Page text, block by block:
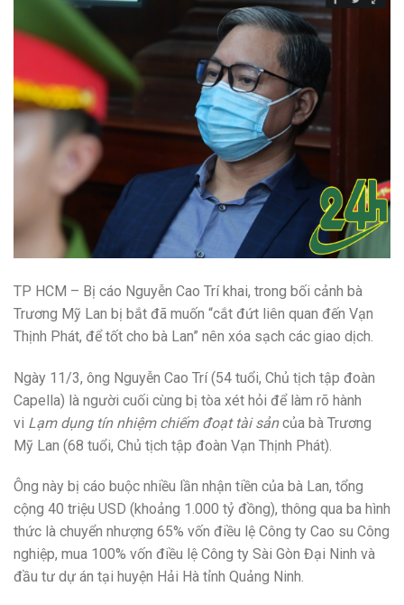
TP HCM – Bị cáo Nguyễn Cao Trí khai, trong bối cảnh bà
Trương Mỹ Lan bị bắt đã muốn “cắt đứt liên quan đến Vạn
Thịnh Phát, để tốt cho bà Lan” nên xóa sạch các giao dịch.
Ngày 11/3, ông Nguyễn Cao Trí (54 tuổi, Chủ tịch tập đoàn
Capella) là người cuối cùng bị tòa xét hỏi để làm rõ hành
vi Lạm dụng tín nhiệm chiếm đoạt tài sảncủa bà Trương
Mỹ Lan (68 tuổi, Chủ tịch tập đoàn Vạn Thịnh Phát).
Ông này bị cáo buộc nhiều lần nhận tiền của bà Lan, tổng
cộng 40 triệu USD (khoảng 1.000 tỷ đồng), thông qua ba hình
thức là chuyển nhượng 65% vốn điều lệ Công ty Cao su Công
nghiệp, mua 100% vốn điều lệ Công ty Sài Gòn Đại Ninh và
đầu tư dự án tại huyện Hải Hà tỉnh Quảng Ninh.